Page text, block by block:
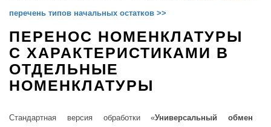
перечень типов начальных остатков >>
ПЕРЕНОС НОМЕНКЛАТУРЫ
С ХАРАКТЕРИСТИКАМИ В
ОТДЕЛЬНЫЕ
НОМЕНКЛАТУРЫ
Стандартная версия обработки «Универсальный обмен